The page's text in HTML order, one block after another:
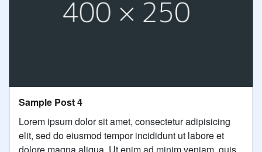
Sample Post 4
Lorem ipsum dolor sit amet, consectetur adipisicing
elit, sed do eiusmod tempor incididunt ut labore et